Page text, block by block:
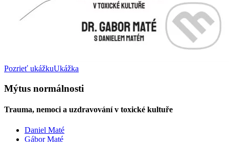
Pozrieť ukážkuUkážka
Mýtus normálnosti
Trauma, nemoci a uzdravování v toxické kultuře
Daniel Maté
Gábor Maté